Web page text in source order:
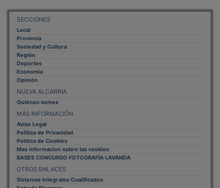
SECCIONES
Local
Provincia
Sociedad y Cultura
Región
Deportes
Economía
Opinión
NUEVA ALCARRIA
Quiénes somos
MÁS INFORMACIÓN
Aviso Legal
Política de Privacidad
Politica de Cookies
Mas informacion sobre las cookies
BASES CONCURSO FOTOGRAFÍA LAVANDA
OTROS ENLACES
Sistemas Integrales Cualificados
Entrada Bloggers